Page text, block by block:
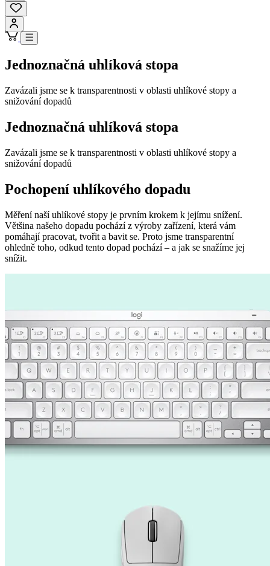
Jednoznačná uhlíková stopa
Zavázali jsme se k transparentnosti v oblasti uhlíkové stopy a
snižování dopadů
Jednoznačná uhlíková stopa
Zavázali jsme se k transparentnosti v oblasti uhlíkové stopy a
snižování dopadů
Pochopení uhlíkového dopadu
Měření naší uhlíkové stopy je prvním krokem k jejímu snížení.
Většina našeho dopadu pochází z výroby zařízení, která vám
pomáhají pracovat, tvořit a bavit se. Proto jsme transparentní
ohledně toho, odkud tento dopad pochází – a jak se snažíme jej
snížit.